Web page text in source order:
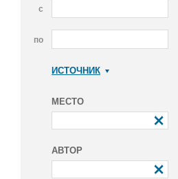
с
по
ИСТОЧНИК
МЕСТО
АВТОР